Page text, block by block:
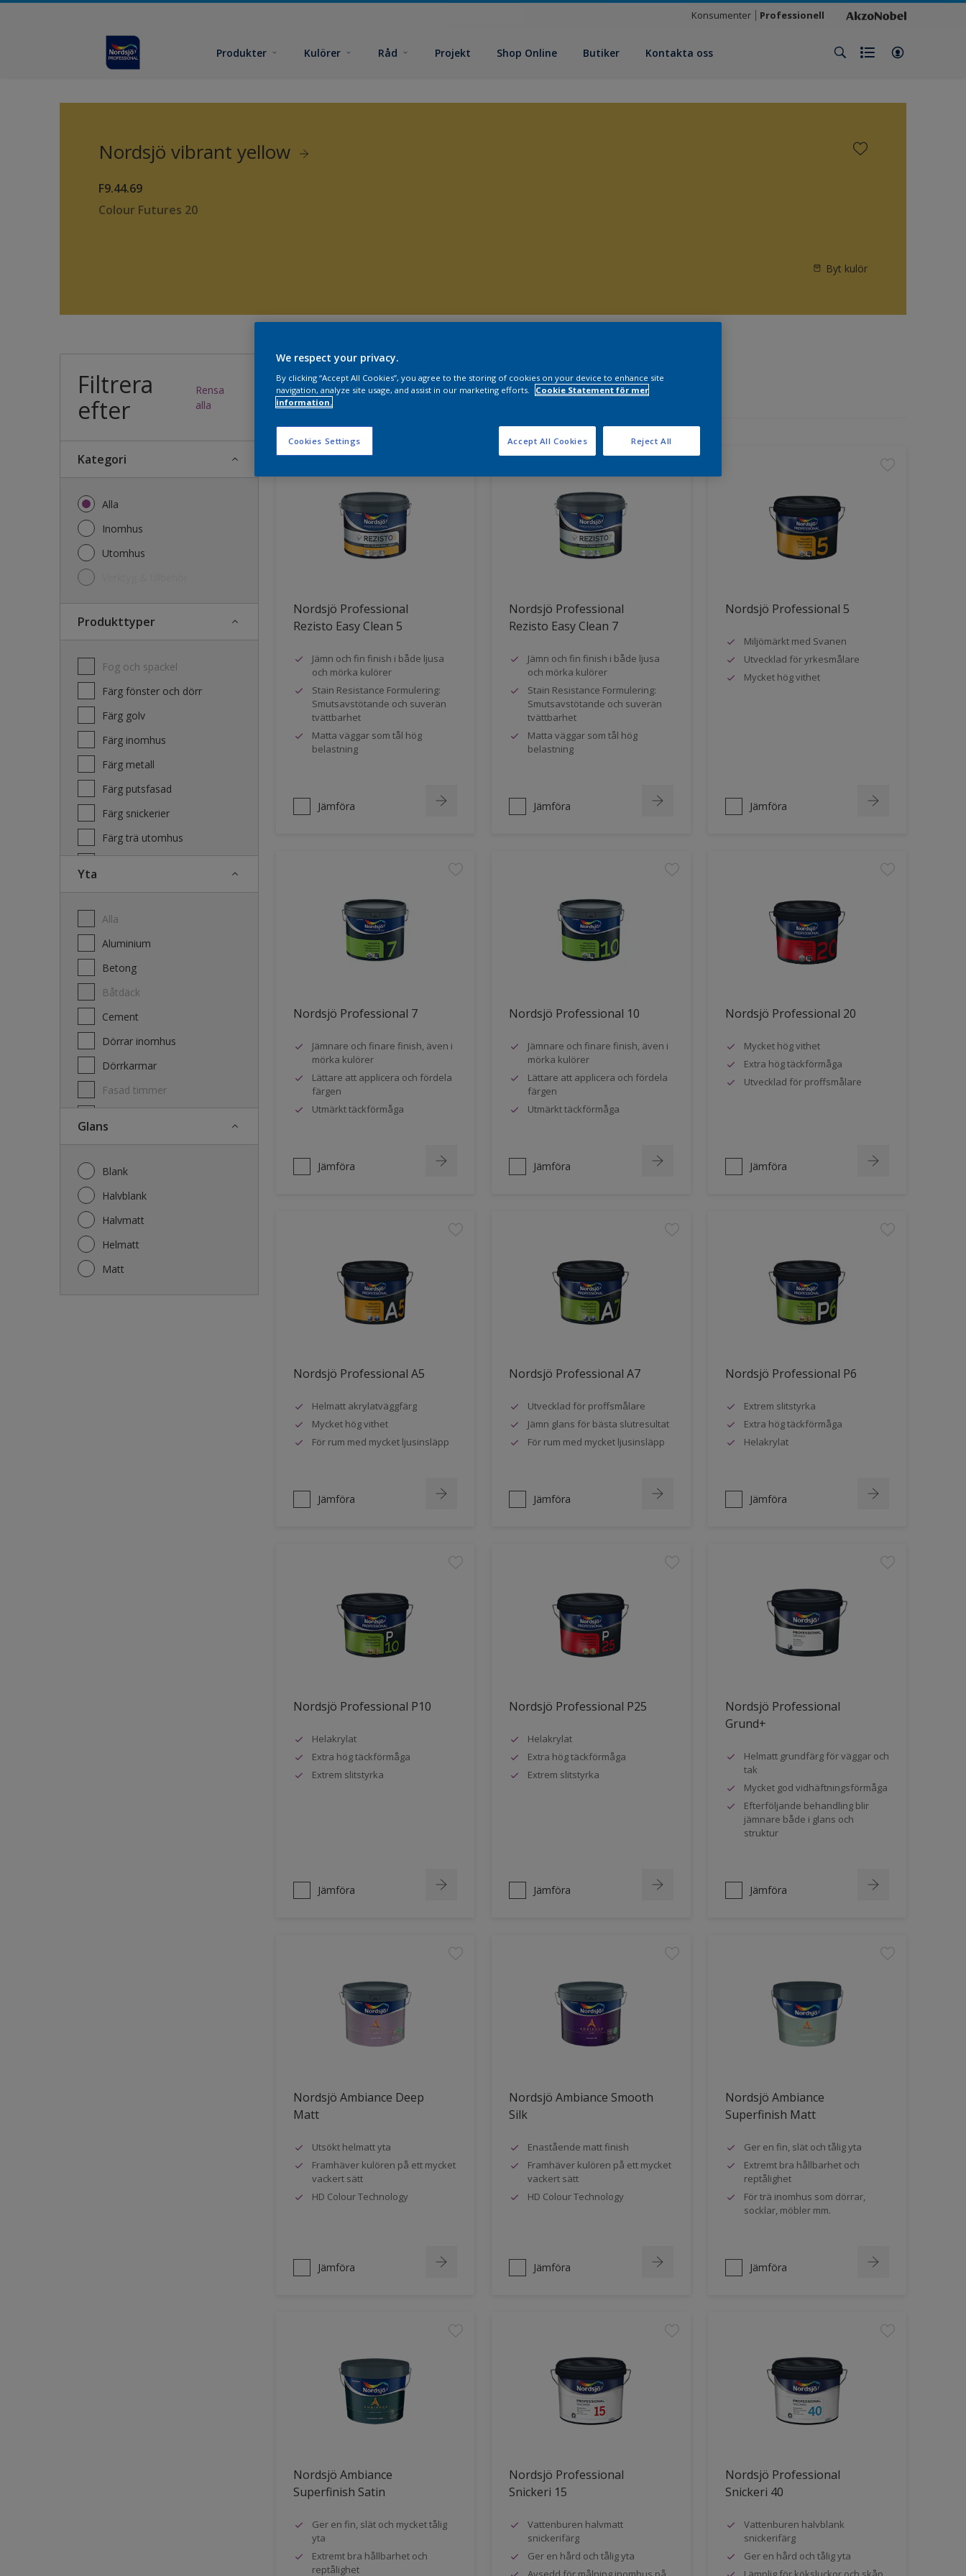
Konsumenter Professionell
Produkter Kulörer Råd Projekt Shop Online Butiker Kontakta oss
Nordsjö vibrant yellow
F9.44.69
Colour Futures 20
Byt kulör
Filtrera
efter
Rensa
alla
Kategori
Alla
Inomhus
Utomhus
Produkttyper
Fog och spackel
Färg fönster och dörr
Färg golv
Färg inomhus
Färg metall
Färg putsfasad
Färg snickerier
Färg trä utomhus
Yta
Alla
Aluminium
Betong
Båtdäck
Cement
Dörrar inomhus
Dörrkarmar
Fasad timmer
Glans
Blank
Halvblank
Halvmatt
Helmatt
Matt
Vilka produkter behöver du?
36produkter hittade
Nordsjö Professional
Rezisto Easy Clean 5
Jämn och fin finish i både ljusa
och mörka kulörer
Stain Resistance Formulering:
Smutsavstötande och suverän
tvättbarhet
Matta väggar som tål hög
belastning
Jämföra
Nordsjö Professional
Rezisto Easy Clean 7
Jämn och fin finish i både ljusa
och mörka kulörer
Stain Resistance Formulering:
Smutsavstötande och suverän
tvättbarhet
Matta väggar som tål hög
belastning
Jämföra
Nordsjö Professional 5
Miljömärkt med Svanen
Utvecklad för yrkesmålare
Mycket hög vithet
Jämföra
Nordsjö Professional 7
Jämnare och finare finish, även i
mörka kulörer
Lättare att applicera och fördela
färgen
Utmärkt täckförmåga
Jämföra
Nordsjö Professional 10
Jämnare och finare finish, även i
mörka kulörer
Lättare att applicera och fördela
färgen
Utmärkt täckförmåga
Jämföra
Nordsjö Professional 20
Mycket hög vithet
Extra hög täckförmåga
Utvecklad för proffsmålare
Jämföra
Nordsjö Professional A5
Helmatt akrylatväggfärg
Mycket hög vithet
För rum med mycket ljusinsläpp
Jämföra
Nordsjö Professional A7
Utvecklad för proffsmålare
Jämn glans för bästa slutresultat
För rum med mycket ljusinsläpp
Jämföra
Nordsjö Professional P6
Extrem slitstyrka
Extra hög täckförmåga
Helakrylat
Jämföra
Nordsjö Professional P10
Helakrylat
Extra hög täckförmåga
Extrem slitstyrka
Jämföra
Nordsjö Professional P25
Helakrylat
Extra hög täckförmåga
Extrem slitstyrka
Jämföra
Nordsjö Professional
Grund+
Helmatt grundfärg för väggar och
tak
Mycket god vidhäftningsförmåga
Efterföljande behandling blir
jämnare både i glans och
struktur
Jämföra
Nordsjö Ambiance Deep
Matt
Utsökt helmatt yta
Framhäver kulören på ett mycket
vackert sätt
HD Colour Technology
Jämföra
Nordsjö Ambiance Smooth
Silk
Enastående matt finish
Framhäver kulören på ett mycket
vackert sätt
HD Colour Technology
Jämföra
Nordsjö Ambiance
Superfinish Matt
Ger en fin, slät och tålig yta
Extremt bra hållbarhet och
reptålighet
För trä inomhus som dörrar,
socklar, möbler mm.
Jämföra
Nordsjö Ambiance
Superfinish Satin
Ger en fin, slät och mycket tålig
yta
Extremt bra hållbarhet och
reptålighet
Nordsjö Professional
Snickeri 15
Vattenburen halvmatt
snickerifärg
Ger en hård och tålig yta
Nordsjö Professional
Snickeri 40
Vattenburen halvblank
snickerifärg
Ger en hård och tålig yta
We respect your privacy.
By clicking “Accept All Cookies”, you agree to the storing of cookies on your device to enhance site
navigation, analyze site usage, and assist in our marketing efforts.
Cookie Statement för mer
information.
Cookies Settings Reject All
Accept All Cookies